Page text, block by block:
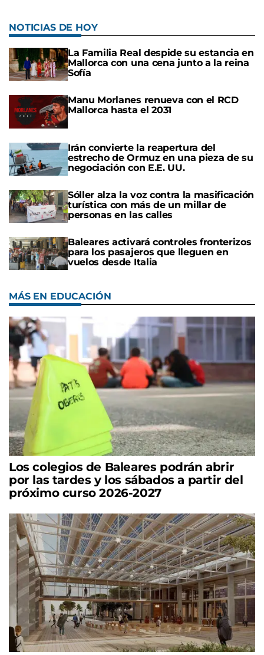
NOTICIAS DE HOY
La Familia Real despide su estancia en
Mallorca con una cena junto a la reina
Sofía
Manu Morlanes renueva con el RCD
Mallorca hasta el 2031
Irán convierte la reapertura del
estrecho de Ormuz en una pieza de su
negociación con E.E. UU.
Sóller alza la voz contra la masificación
turística con más de un millar de
personas en las calles
Baleares activará controles fronterizos
para los pasajeros que lleguen en
vuelos desde Italia
MÁS EN EDUCACIÓN
Los colegios de Baleares podrán abrir
por las tardes y los sábados a partir del
próximo curso 2026-2027